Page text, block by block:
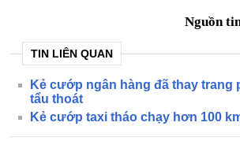
Nguồn
TIN LIÊN QUAN
Kẻ cướp ngân hàng đã thay trang
tẩu thoát
Kẻ cướp taxi tháo chạy hơn 100